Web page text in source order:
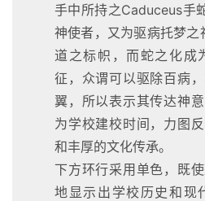
手中所持之Caduceus手
神使者，又为驱病托梦
道之标帜，而蛇之化成
征，众谓可以驱除百病
翼，所以表示其传达神
为学校建校时间，力图
和丰厚的文化传承。
下方环行采用单色，既
地显示出学校历史和现